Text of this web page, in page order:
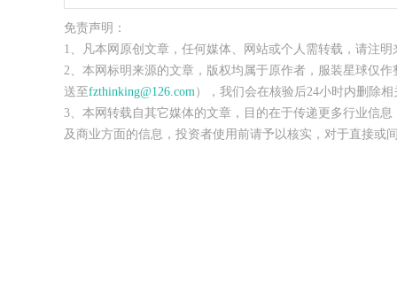
免责声明：
1、凡本网原创文章，任何媒体、网站或个人需转载，请注明
2、本网标明来源的文章，版权均属于原作者，服装星球仅
送至fzthinking@126.com），我们会在核验后24小时内删除
3、本网转载自其它媒体的文章，目的在于传递更多行业信
及商业方面的信息，投资者使用前请予以核实，对于直接或